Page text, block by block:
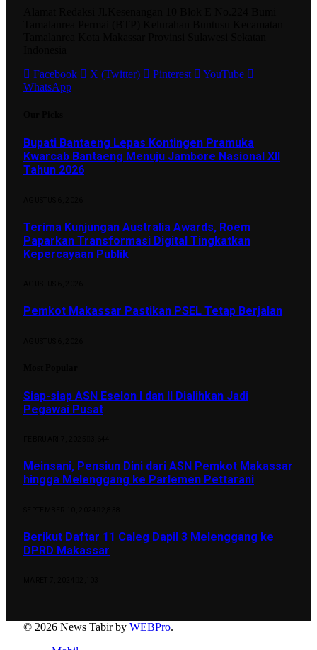
Facebook
X (Twitter) Pinterest
YouTube
WhatsApp
Bupati Bantaeng Lepas Kontingen Pramuka
Kwarcab Bantaeng Menuju Jambore Nasional XII
Tahun 2026
Terima Kunjungan Australia Awards, Roem
Paparkan Transformasi Digital Tingkatkan
Kepercayaan Publik
Pemkot Makassar Pastikan PSEL Tetap Berjalan
Siap-siap ASN Eselon I dan II Dialihkan Jadi
Pegawai Pusat
Meinsani, Pensiun Dini dari ASN Pemkot Makassar
hingga Melenggang ke Parlemen Pettarani
Berikut Daftar 11 Caleg Dapil 3 Melenggang ke
DPRD Makassar
© 2026 News Tabir by WEBPro.